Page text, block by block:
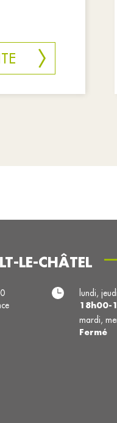
LE-CHÂTEL
lundi,
18h00-
mardi,
Fermé